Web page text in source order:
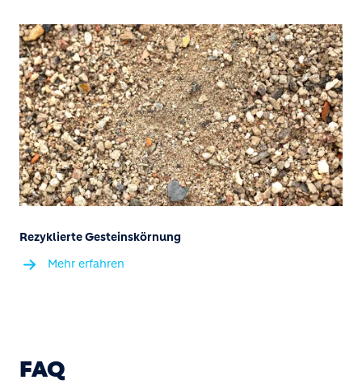
Rezyklierte Gesteinskörnung
Mehr erfahren
FAQ